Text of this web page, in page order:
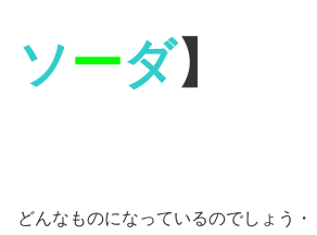
ソーダ】
どんなものになっているのでしょう・